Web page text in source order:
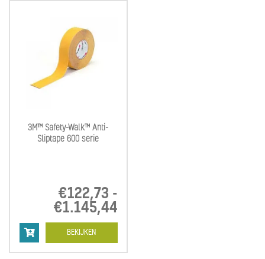
3M™ Safety-Walk™ Anti-
Sliptape 600 serie
€122,73 -
€1.145,44
€122,73
€1.145,44
BEKIJKEN